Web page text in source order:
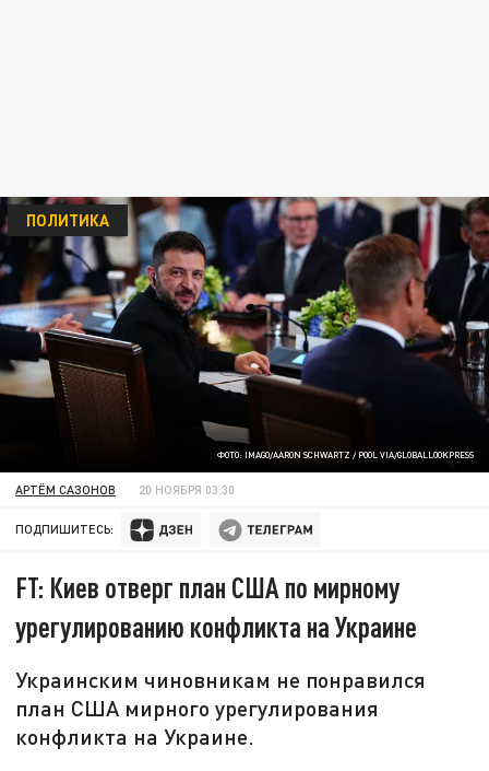
ФОТО: IMAGO/AARON SCHWARTZ / POOL VIA/GLOBALLOOKPRESS
ПОЛИТИКА
АРТЁМ САЗОНОВ 20 НОЯБРЯ 03:30
ПОДПИШИТЕСЬ:
FT: Киев отверг план США по мирному
урегулированию конфликта на Украине
Украинским чиновникам не понравился
план США мирного урегулирования
конфликта на Украине.